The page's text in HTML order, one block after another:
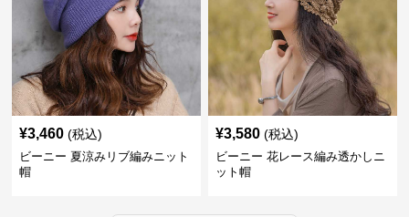
¥3,460 (税込)
ビーニー 夏涼みリブ編みニット
帽
¥3,580 (税込)
ビーニー 花レース編み透かしニ
ット帽